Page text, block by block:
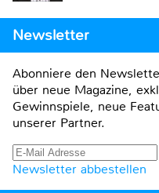
Newsletter
Abonniere den
über neue Magazine,
Gewinnspiele, neue
unserer Partner.
Newsletter abbestellen